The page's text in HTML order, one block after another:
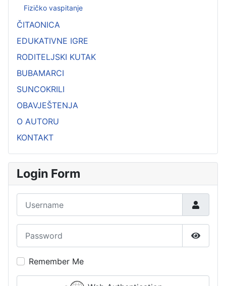
Fizičko vaspitanje
ČITAONICA
EDUKATIVNE IGRE
RODITELJSKI KUTAK
BUBAMARCI
SUNCOKRILI
OBAVJEŠTENJA
O AUTORU
KONTAKT
Login Form
Show
Remember Me